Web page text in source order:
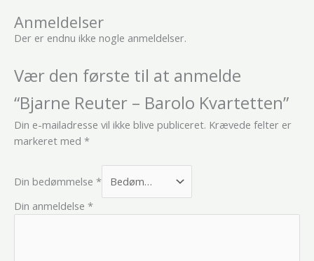
Anmeldelser
Der er endnu ikke nogle anmeldelser.
Vær den første til at anmelde
“Bjarne Reuter – Barolo Kvartetten”
Din e-mailadresse vil ikke blive publiceret. Krævede felter er
markeret med *
Din bedømmelse *
Din anmeldelse *